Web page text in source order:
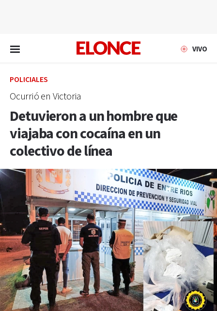
VIVO
POLICIALES
Ocurrió en Victoria
Detuvieron a un hombre que
viajaba con cocaína en un
colectivo de línea